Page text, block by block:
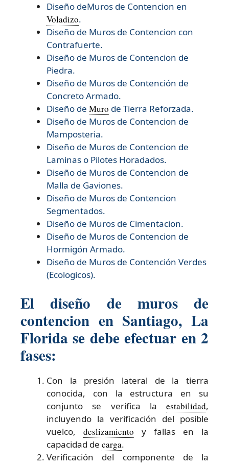
Diseño deMuros de Contencion en
Voladizo.
Diseño de Muros de Contencion con
Contrafuerte.
Diseño de Muros de Contencion de
Piedra.
Diseño de Muros de Contención de
Concreto Armado.
Diseño de Muro de Tierra Reforzada.
Diseño de Muros de Contencion de
Mamposteria.
Diseño de Muros de Contencion de
Laminas o Pilotes Horadados.
Diseño de Muros de Contencion de
Malla de Gaviones.
Diseño de Muros de Contencion
Segmentados.
Diseño de Muros de Cimentacion.
Diseño de Muros de Contencion de
Hormigón Armado.
Diseño de Muros de Contención Verdes
(Ecologicos).
El diseño de muros de
contencion en Santiago, La
Florida se debe efectuar en 2
fases:
Con la presión lateral de la tierra
conocida, con la estructura en su
conjunto se verifica la estabilidad,
incluyendo la verificación del posible
vuelco, deslizamiento y fallas en la
capacidad de carga.
Verificación del componente de la